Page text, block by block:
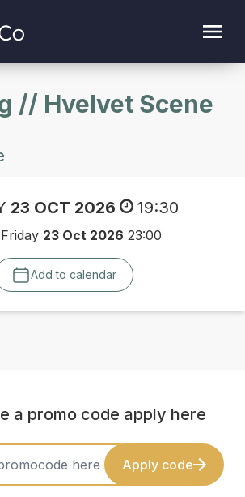
// Hvelvet Scene
23 OCT 2026 19:30
23 Oct 2026 23:00
Add to calendar
a promo code apply here
Apply code